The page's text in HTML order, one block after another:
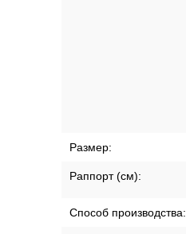
Размер:
Раппорт (см):
Способ производства: